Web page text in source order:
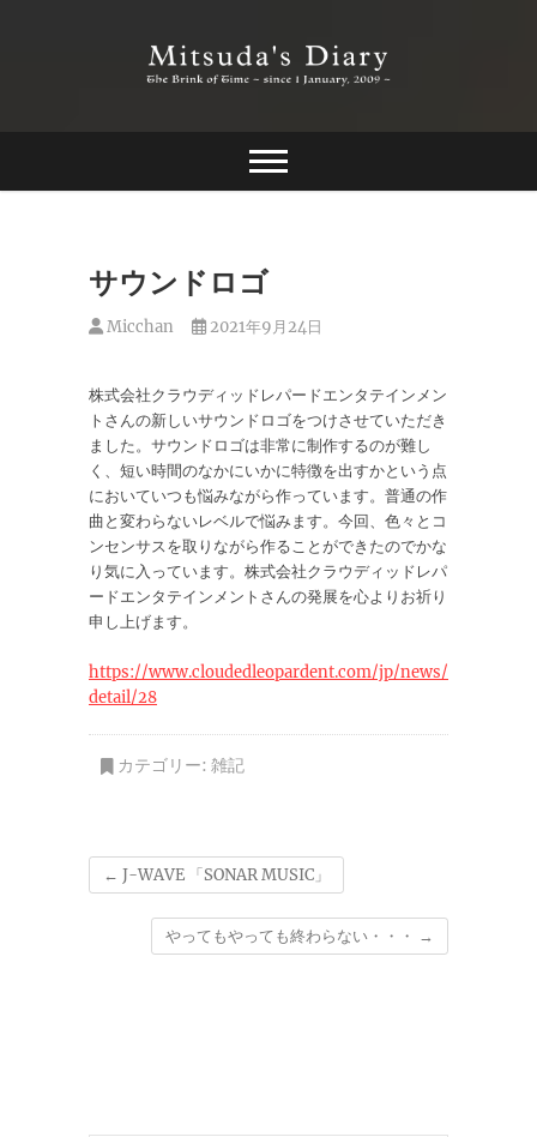
Mitsuda's Diary
サウンドロゴ
Micchan 2021年9月24日
株式会社クラウディッドレパードエンタテインメン
トさんの新しいサウンドロゴをつけさせていただき
ました。サウンドロゴは非常に制作するのが難し
く、短い時間のなかにいかに特徴を出すかという点
においていつも悩みながら作っています。普通の作
曲と変わらないレベルで悩みます。今回、色々とコ
ンセンサスを取りながら作ることができたのでかな
り気に入っています。株式会社クラウディッドレパ
ードエンタテインメントさんの発展を心よりお祈り
申し上げます。
https://www.cloudedleopardent.com/jp/news/
detail/28
カテゴリー: 雑記
← J-WAVE 「SONAR MUSIC」
やってもやっても終わらない・・・ →